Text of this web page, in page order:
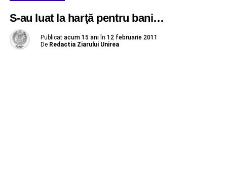
S-au luat la harţă pentru bani…
Publicat acum 15 ani în 12 februarie 2011
De Redactia Ziarului Unirea